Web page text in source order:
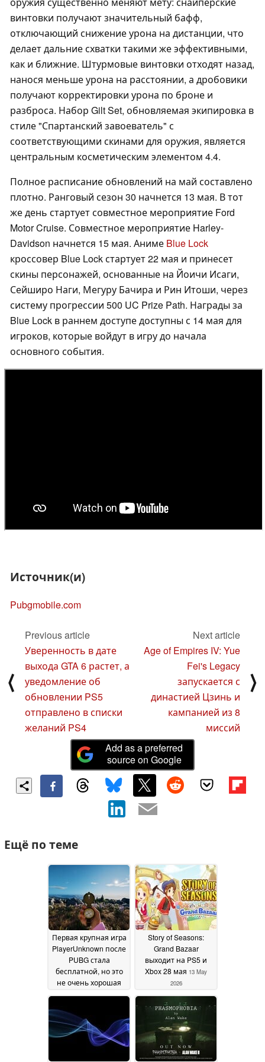
винтовки получают значительный бафф,
отключающий снижение урона на дистанции, что
делает дальние схватки такими же эффективными,
как и ближние. Штурмовые винтовки отходят назад,
нанося меньше урона на расстоянии, а дробовики
получают корректировки урона по броне и
разброса. Набор Gilt Set, обновляемая экипировка в
стиле "Спартанский завоеватель" с
соответствующими скинами для оружия, является
центральным косметическим элементом 4.4.
Полное расписание обновлений на май составлено
плотно. Ранговый сезон 30 начнется 13 мая. В тот
же день стартует совместное мероприятие Ford
Motor Cruise. Совместное мероприятие Harley-
Davidson начнется 15 мая. Аниме Blue Lock
кроссовер Blue Lock стартует 22 мая и принесет
скины персонажей, основанные на Йоичи Исаги,
Сейширо Наги, Мегуру Бачира и Рин Итоши, через
систему прогрессии 500 UC Prize Path. Награды за
Blue Lock в раннем доступе доступны с 14 мая для
игроков, которые войдут в игру до начала
основного события.
Источник(и)
Pubgmobile.com
⟨
Previous article
Уверенность в дате
выхода GTA 6 растет, а
уведомление об
обновлении PS5
отправлено в списки
желаний PS4
Next article
Age of Empires IV: Yue
Fei's Legacy
запускается с
династией Цзинь и
кампанией из 8
миссий
⟩
Add as a preferred
source on Google
Ещё по теме
Первая крупная игра
PlayerUnknown после
PUBG стала
бесплатной, но это
не очень хорошая
новость04 June 2026
Story of Seasons:
Grand Bazaar
выходит на PS5 и
Xbox 28 мая 13 May
2026